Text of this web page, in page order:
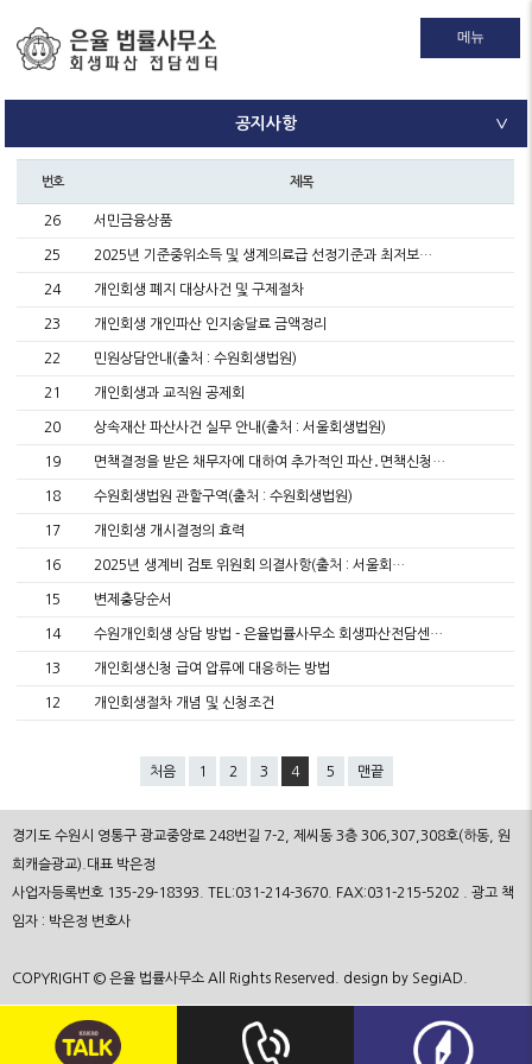
메뉴
공지사항 ∨
번호 제목
26 서민금융상품
25 2025년 기준중위소득 및 생계의료급 선정기준과 최저보…
24 개인회생 폐지 대상사건 및 구제절차
23 개인회생 개인파산 인지송달료 금액정리
22 민원상담안내(출처 : 수원회생법원)
21 개인회생과 교직원 공제회
20 상속재산 파산사건 실무 안내(출처 : 서울회생법원)
19 면책결정을 받은 채무자에 대하여 추가적인 파산․면책신청…
18 수원회생법원 관할구역(출처 : 수원회생법원)
17 개인회생 개시결정의 효력
16 2025년 생계비 검토 위원회 의결사항(출처 : 서울회…
15 변제충당순서
14 수원개인회생 상담 방법 - 은율법률사무소 회생파산전담센…
13 개인회생신청 급여 압류에 대응하는 방법
12 개인회생절차 개념 및 신청조건
처음 1 2 3 4 5 맨끝
경기도 수원시 영통구 광교중앙로 248번길 7-2, 제씨동 3층 306,307,308호(하동, 원
희캐슬광교).대표 박은정
사업자등록번호 135-29-18393. TEL:031-214-3670. FAX:031-215-5202 . 광고 책
임자 : 박은정 변호사
COPYRIGHT © 은율 법률사무소 All Rights Reserved. design by SegiAD.